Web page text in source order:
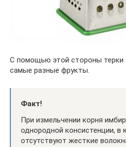
С помощью этой стороны терки
самые разные фрукты.
Факт!
При измельчении корня
однородной консистенции, в
отсутствуют жесткие